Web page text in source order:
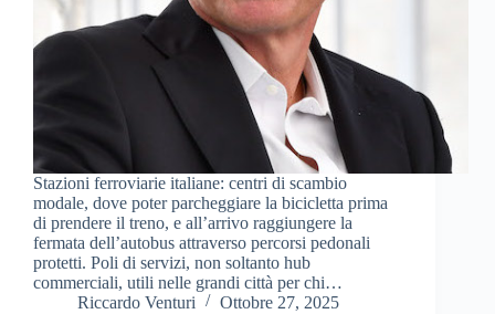
Stazioni ferroviarie italiane: centri di scambio
modale, dove poter parcheggiare la bicicletta prima
di prendere il treno, e all’arrivo raggiungere la
fermata dell’autobus attraverso percorsi pedonali
protetti. Poli di servizi, non soltanto hub
commerciali, utili nelle grandi città per chi…
Riccardo Venturi
Ottobre 27, 2025